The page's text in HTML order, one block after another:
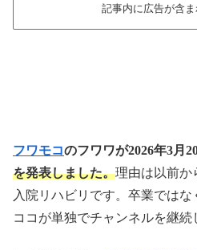
記事内に広告が含ま
フワモコのフワワが2026年3月20
を発表しました。理由は以前か
入院リハビリです。卒業では
ココが単独でチャンネルを継続